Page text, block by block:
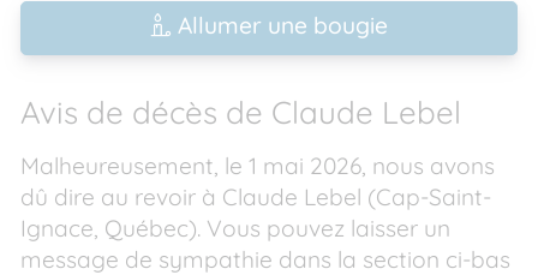
Allumer une bougie
Avis de décès de Claude Lebel
Malheureusement, le 1 mai 2026, nous avons
dû dire au revoir à Claude Lebel (Cap-Saint-
Ignace, Québec). Vous pouvez laisser un
message de sympathie dans la section ci-bas